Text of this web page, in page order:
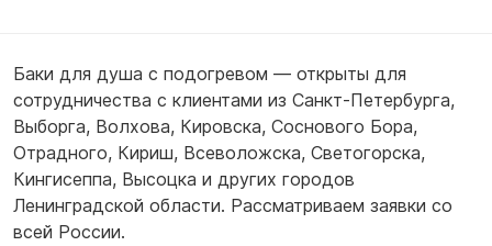
Баки для душа с подогревом — открыты для
сотрудничества с клиентами из Санкт-Петербурга,
Выборга, Волхова, Кировска, Соснового Бора,
Отрадного, Кириш, Всеволожска, Светогорска,
Кингисеппа, Высоцка и других городов
Ленинградской области. Рассматриваем заявки со
всей России.